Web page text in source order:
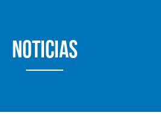
Noticias